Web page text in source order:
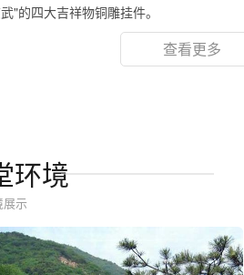
"的四大吉祥物铜雕挂件。
查看更多
环境
示